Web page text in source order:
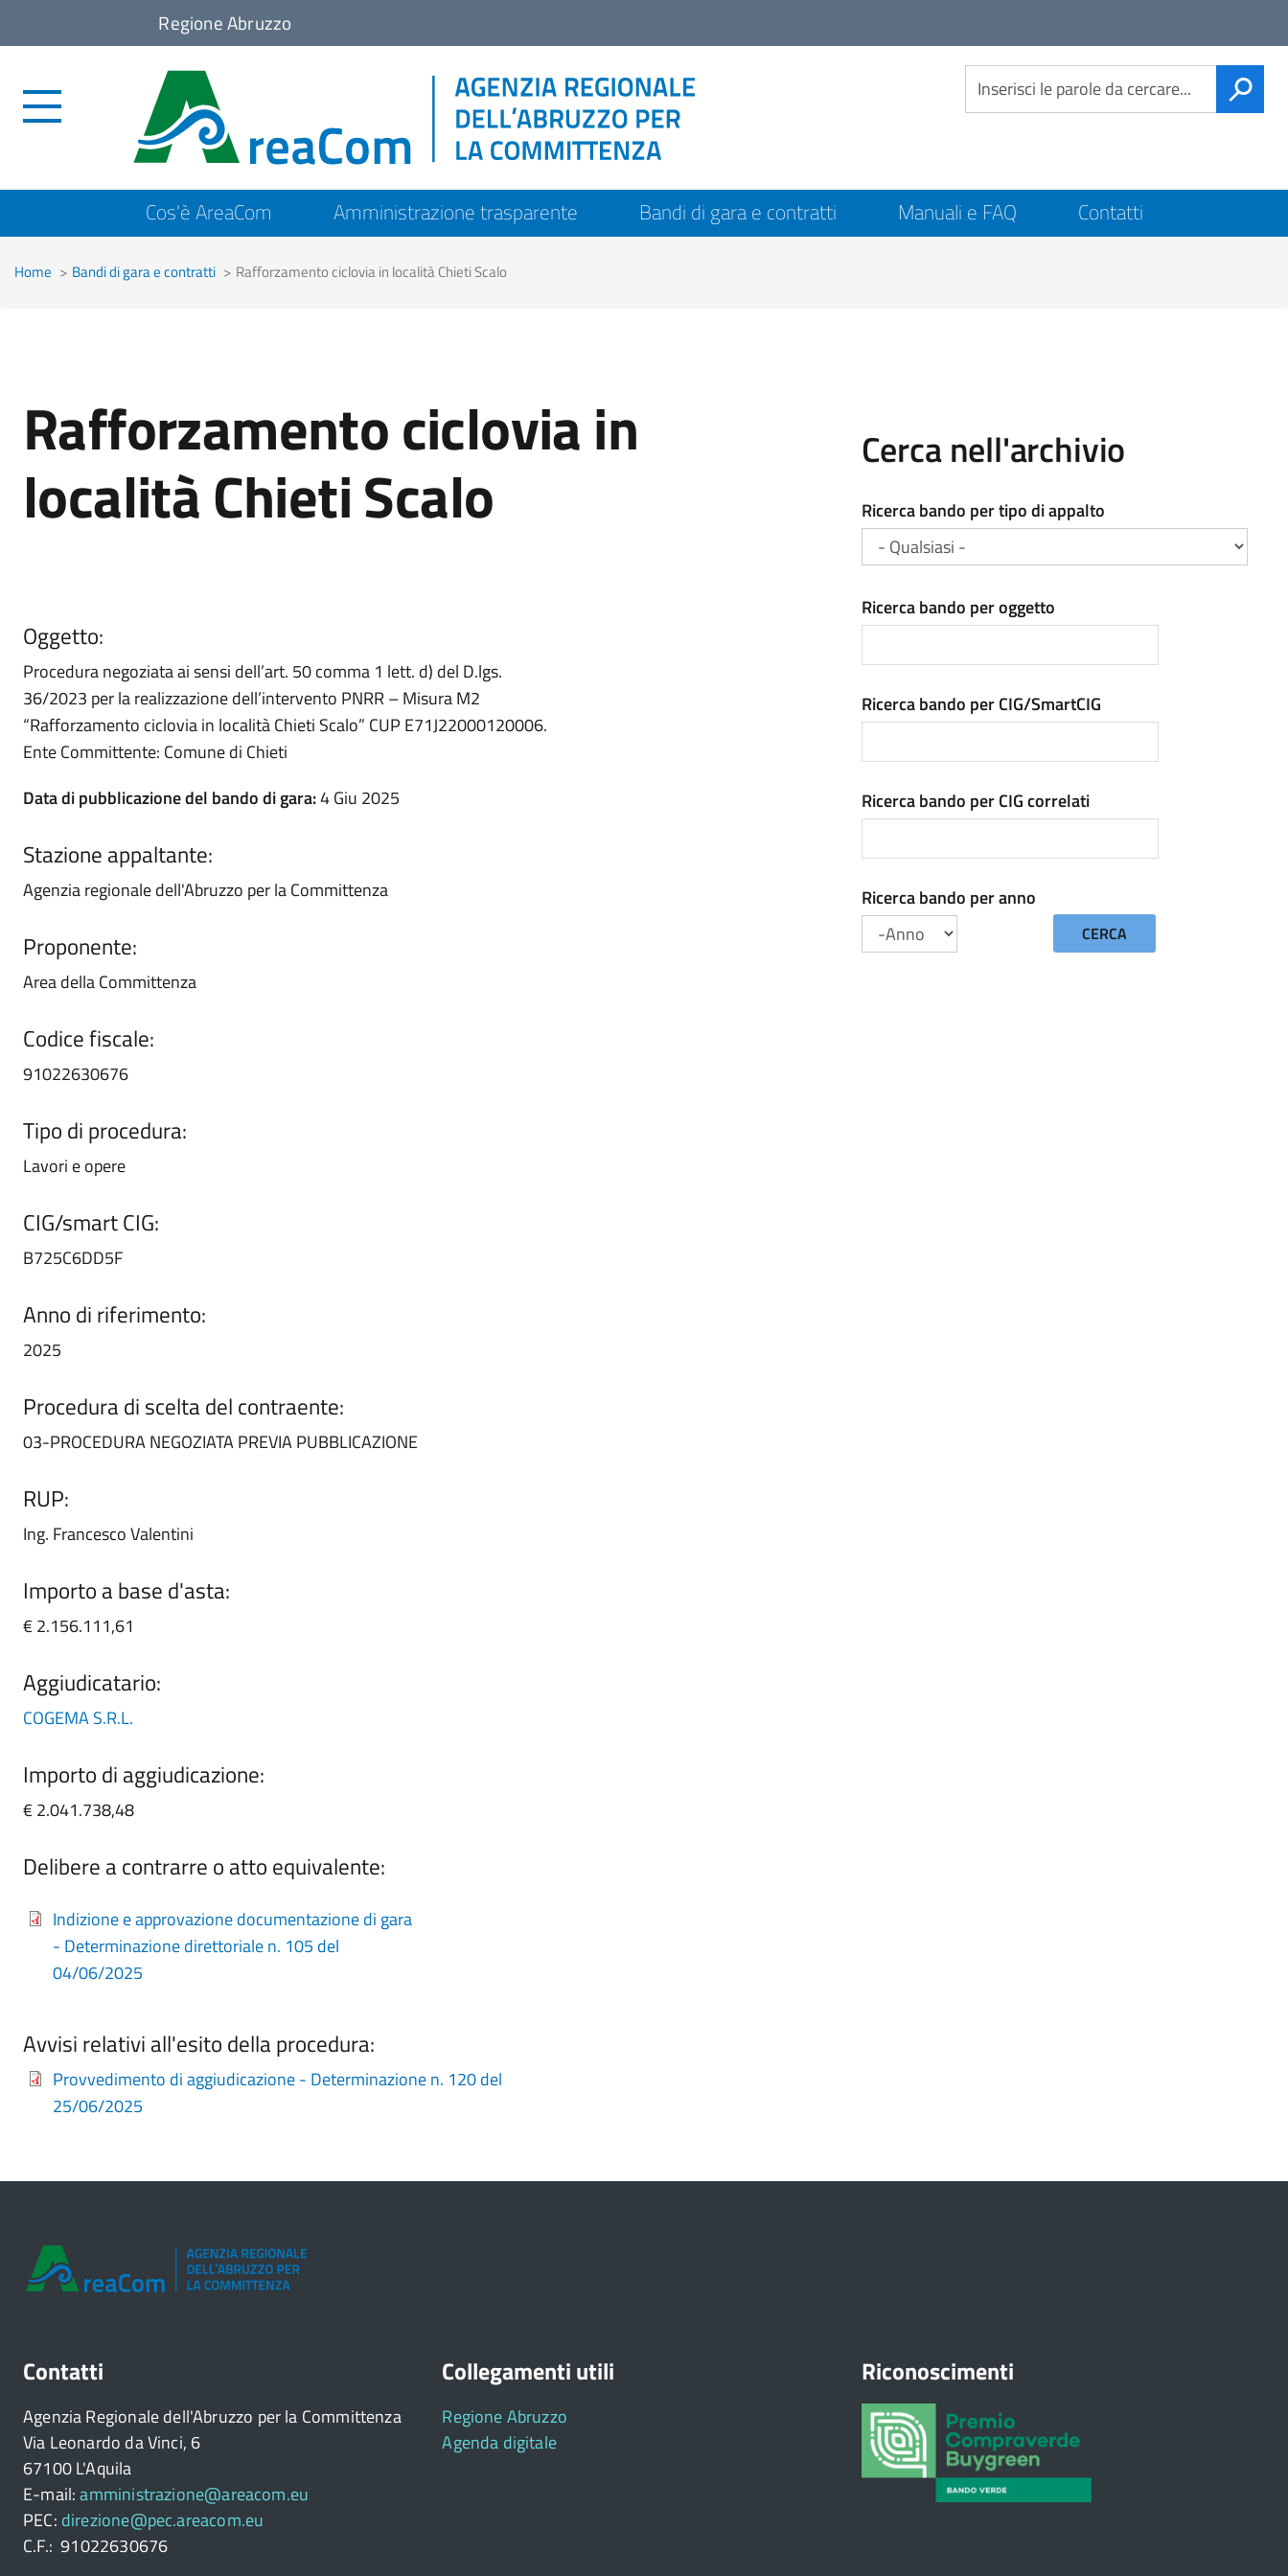
Regione Abruzzo
Link
social
menu
Cos'è AreaCom Amministrazione trasparente Bandi di gara e contratti Manuali e FAQ Contatti
Home Bandi di gara e contratti Rafforzamento ciclovia in località Chieti Scalo
Rafforzamento ciclovia in
località Chieti Scalo
Oggetto:
Procedura negoziata ai sensi dell’art. 50 comma 1 lett. d) del D.lgs.
36/2023 per la realizzazione dell’intervento PNRR – Misura M2
“Rafforzamento ciclovia in località Chieti Scalo” CUP E71J22000120006.
Ente Committente: Comune di Chieti
Data di pubblicazione del bando di gara:4 Giu 2025
Stazione appaltante:
Agenzia regionale dell'Abruzzo per la Committenza
Proponente:
Area della Committenza
Codice fiscale:
91022630676
Tipo di procedura:
Lavori e opere
CIG/smart CIG:
B725C6DD5F
Anno di riferimento:
2025
Procedura di scelta del contraente:
03-PROCEDURA NEGOZIATA PREVIA PUBBLICAZIONE
RUP:
Ing. Francesco Valentini
Importo a base d'asta:
€ 2.156.111,61
Aggiudicatario:
COGEMA S.R.L.
Importo di aggiudicazione:
€ 2.041.738,48
Delibere a contrarre o atto equivalente:
Indizione e approvazione documentazione di gara
- Determinazione direttoriale n. 105 del
04/06/2025
Avvisi relativi all'esito della procedura:
Provvedimento di aggiudicazione - Determinazione n. 120 del
25/06/2025
Cerca nell'archivio
Ricerca bando per tipo di appalto
Ricerca bando per oggetto
Ricerca bando per CIG/SmartCIG
Ricerca bando per CIG correlati
Ricerca bando per anno
CERCA
Contatti
Agenzia Regionale dell'Abruzzo per la Committenza
Via Leonardo da Vinci, 6
67100 L'Aquila
E-mail:amministrazione@areacom.eu
PEC: direzione@pec.areacom.eu
C.F.: 91022630676
Collegamenti utili
Regione Abruzzo
Agenda digitale
Riconoscimenti